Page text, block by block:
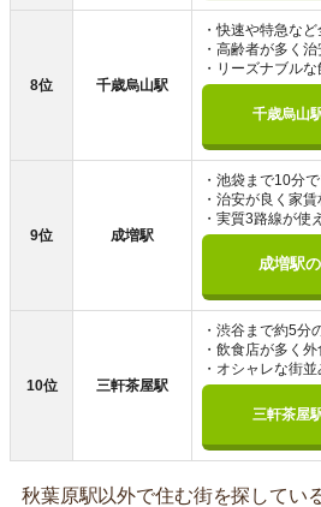
8位 千歳烏山駅
・快速や特急な
・高齢者が多く
・リーズナブル
千歳烏山
9位 成増駅
・池袋まで10分
・治安が良く家
・実質3路線が使
成増駅
10位 三軒茶屋駅
・渋谷まで約5分
・飲食店が多く
・オシャレな街
三軒茶屋
秋葉原駅以外で住む街を探してい